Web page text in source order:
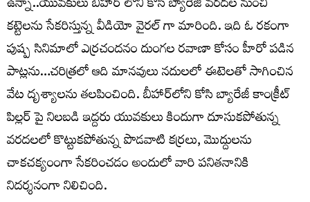
కట్టెలను సేకరిస్తున్న వీడియో వైరల్ గా మారింది. ఇది ఓ రకంగా
పుష్ప సినిమాలో ఎర్రచందనం దుంగల రవాణా కోసం హీరో పడిన
పాట్లను…చరిత్రలో ఆది మానవులు నదులలో ఈటెలతో సాగించిన
వేట దృశ్యాలను తలపించింది. బీహార్‌లోని కోసి బ్యారేజీ కాంక్రీట్
పిల్లర్ పై నిలబడి ఇద్దరు యువకులు కిందుగా దూసుకపోతున్న
వరదలలో కొట్టుకపోతున్న పొడవాటి కర్రలు, మొద్దులను
చాకచక్యంంగా సేకరించడం అందులో వారి పనితనానికి
నిదర్శనంగా నిలిచింది.